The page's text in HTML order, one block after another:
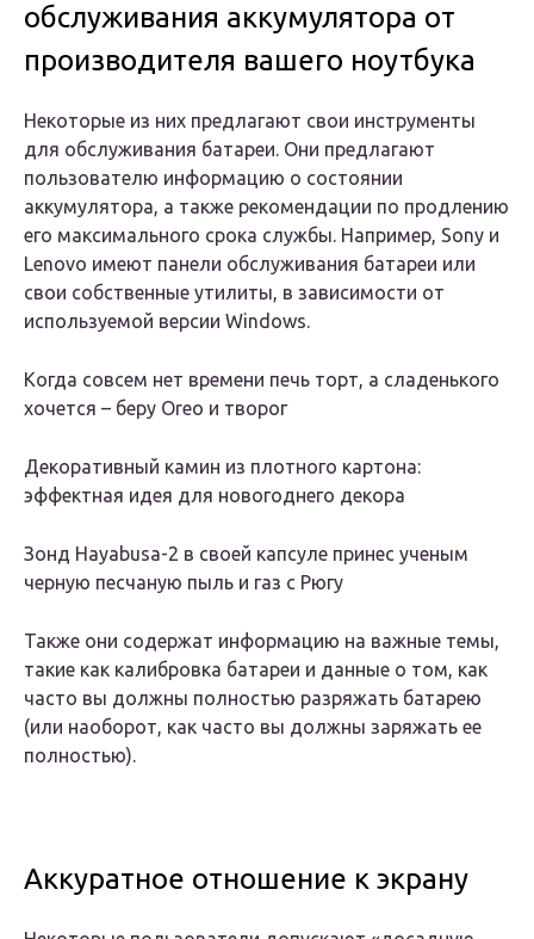
обслуживания аккумулятора от
производителя вашего ноутбука
Некоторые из них предлагают свои инструменты
для обслуживания батареи. Они предлагают
пользователю информацию о состоянии
аккумулятора, а также рекомендации по продлению
его максимального срока службы. Например, Sony и
Lenovo имеют панели обслуживания батареи или
свои собственные утилиты, в зависимости от
используемой версии Windows.
Когда совсем нет времени печь торт, а сладенького
хочется – беру Oreo и творог
Декоративный камин из плотного картона:
эффектная идея для новогоднего декора
Зонд Hayabusa-2 в своей капсуле принес ученым
черную песчаную пыль и газ с Рюгу
Также они содержат информацию на важные темы,
такие как калибровка батареи и данные о том, как
часто вы должны полностью разряжать батарею
(или наоборот, как часто вы должны заряжать ее
полностью).
Аккуратное отношение к экрану